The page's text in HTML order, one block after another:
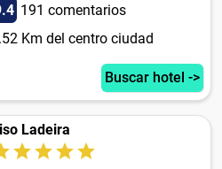
191 comentarios
Km del centro ciudad
Buscar hotel ->
Ladeira